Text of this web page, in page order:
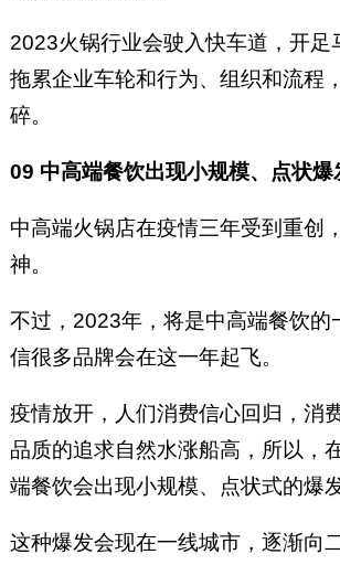
2023火锅行业会驶入快车道，开足
拖累企业车轮和行为、组织和流程
碎。
09 中高端餐饮出现小规模、点状爆
中高端火锅店在疫情三年受到重创
神。
不过，2023年，将是中高端餐饮的
信很多品牌会在这一年起飞。
疫情放开，人们消费信心回归，消
品质的追求自然水涨船高，所以，
端餐饮会出现小规模、点状式的爆发
这种爆发会现在一线城市，逐渐向